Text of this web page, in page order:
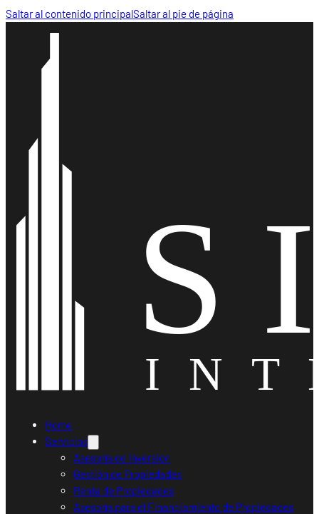
Saltar al contenido principalSaltar al pie de página
Home
Servicios
Asesoría de Inversión
Gestión de Propiedades
Renta de Propiedades
Asesoría para el Financiamiento de Propiedades